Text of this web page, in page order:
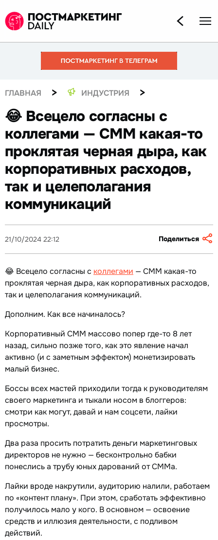
ГЛАВНАЯ > ИНДУСТРИЯ >
😂 Всецело согласны с
коллегами — СММ какая-то
проклятая черная дыра, как
корпоративных расходов,
так и целеполагания
коммуникаций
21/10/2024 22:12 Поделиться
😂 Всецело согласны с коллегами — СММ какая-то
проклятая черная дыра, как корпоративных расходов,
так и целеполагания коммуникаций.
Дополним. Как все начиналось?
Корпоративный СММ массово попер где-то 8 лет
назад, сильно позже того, как это явление начал
активно (и с заметным эффектом) монетизировать
малый бизнес.
Боссы всех мастей приходили тогда к руководителям
своего маркетинга и тыкали носом в блоггеров:
смотри как могут, давай и нам соцсети, лайки
просмотры.
Два раза просить потратить деньги маркетинговых
директоров не нужно — бесконтрольно бабки
понеслись а трубу юных дарований от СММа.
Лайки вроде накрутили, аудиторию налили, работаем
по «контент плану». При этом, сработать эффективно
получилось мало у кого. В основном — освоение
средств и иллюзия деятельности, с подливом
действий.